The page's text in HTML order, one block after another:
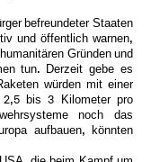
befreundeter Staaten
und öffentlich warnen,
Gründen und
tun. Derzeit gebe es
würden mit einer
2,5 bis 3 Kilometer pro
noch das
aufbauen, könnten